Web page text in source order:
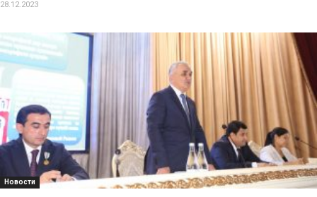
28.12.2023
Новости